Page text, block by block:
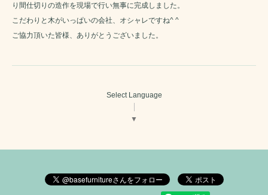
り間仕切りの造作を現場で行い無事に完成しました。
こだわりと木がいっぱいの会社、オシャレですね^ ^
ご協力頂いた皆様、ありがとうございました。
Select Language
▼